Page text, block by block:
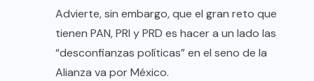
Advierte, sin embargo, que el gran reto que
tienen PAN, PRI y PRD es hacer a un lado las
“desconfianzas políticas” en el seno de la
Alianza va por México.